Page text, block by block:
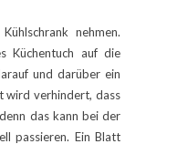
nehmen.
Küchentuch auf die
und darüber ein
wird verhindert, dass
das kann bei der
passieren. Ein Blatt